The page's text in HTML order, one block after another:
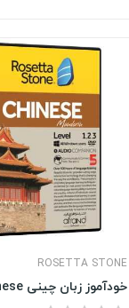
ROSETTA STONE